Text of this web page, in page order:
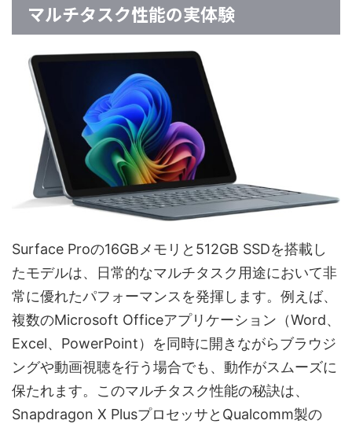
マルチタスク性能の実体験
Surface Proの16GBメモリと512GB SSDを搭載し
たモデルは、日常的なマルチタスク用途において非
常に優れたパフォーマンスを発揮します。例えば、
複数のMicrosoft Officeアプリケーション（Word、
Excel、PowerPoint）を同時に開きながらブラウジ
ングや動画視聴を行う場合でも、動作がスムーズに
保たれます。このマルチタスク性能の秘訣は、
Snapdragon X PlusプロセッサとQualcomm製の